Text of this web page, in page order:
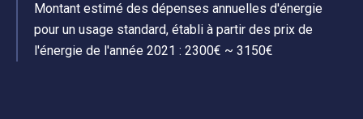
Montant estimé des dépenses annuelles d'énergie
pour un usage standard, établi à partir des prix de
l'énergie de l'année 2021 : 2300€ ~ 3150€